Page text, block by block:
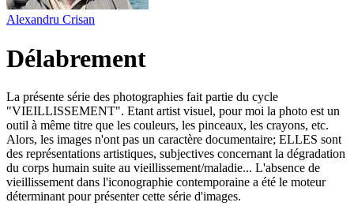
Alexandru Crisan
Délabrement
La présente série des photographies fait partie du cycle
"VIEILLISSEMENT". Etant artist visuel, pour moi la photo est un
outil à même titre que les couleurs, les pinceaux, les crayons, etc.
Alors, les images n'ont pas un caractère documentaire; ELLES sont
des représentations artistiques, subjectives concernant la dégradation
du corps humain suite au vieillissement/maladie... L'absence de
vieillissement dans l'iconographie contemporaine a été le moteur
déterminant pour présenter cette série d'images.